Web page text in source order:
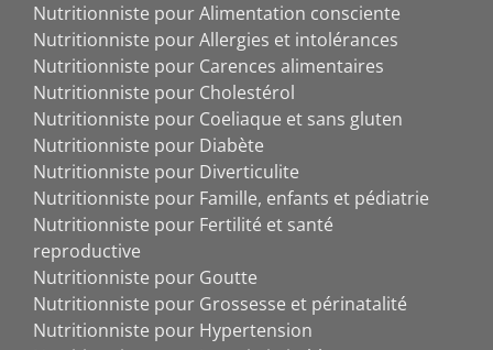
Nutritionniste pour Alimentation consciente
Nutritionniste pour Allergies et intolérances
Nutritionniste pour Carences alimentaires
Nutritionniste pour Cholestérol
Nutritionniste pour Coeliaque et sans gluten
Nutritionniste pour Diabète
Nutritionniste pour Diverticulite
Nutritionniste pour Famille, enfants et pédiatrie
Nutritionniste pour Fertilité et santé
reproductive
Nutritionniste pour Goutte
Nutritionniste pour Grossesse et périnatalité
Nutritionniste pour Hypertension